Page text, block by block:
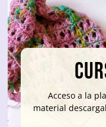
Acceso a la
material